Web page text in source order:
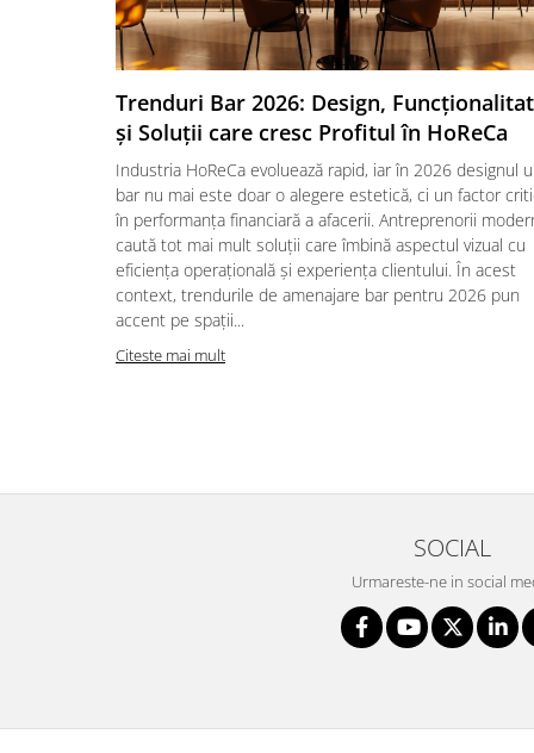
Trenduri Bar 2026: Design,
și Soluții care cresc Profitul în HoReCa
Industria HoReCa evoluează rapid, iar în 2026 designul
bar nu mai este doar o alegere estetică, ci un factor
în performanța financiară a afacerii. Antreprenorii
caută tot mai mult soluții care îmbină aspectul vizual cu
eficiența operațională și experiența clientului. În acest
context, trendurile de amenajare bar pentru 2026 pun
accent pe spații...
Citeste mai mult
SOCIAL
Urmareste-ne in social